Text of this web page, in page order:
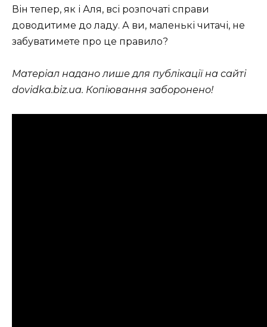
Він тепер, як і Аля, всі розпочаті справи
доводитиме до ладу. А ви, маленькі читачі, не
забуватимете про це правило?
Матеріал надано лише для публікації на сайті
dovidka.biz.ua. Копіювання заборонено!